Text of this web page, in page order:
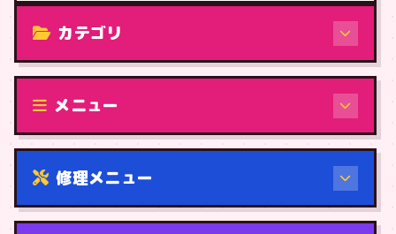
カテゴリ
修理（機種から）
メニュー
修理メニュー
機種から